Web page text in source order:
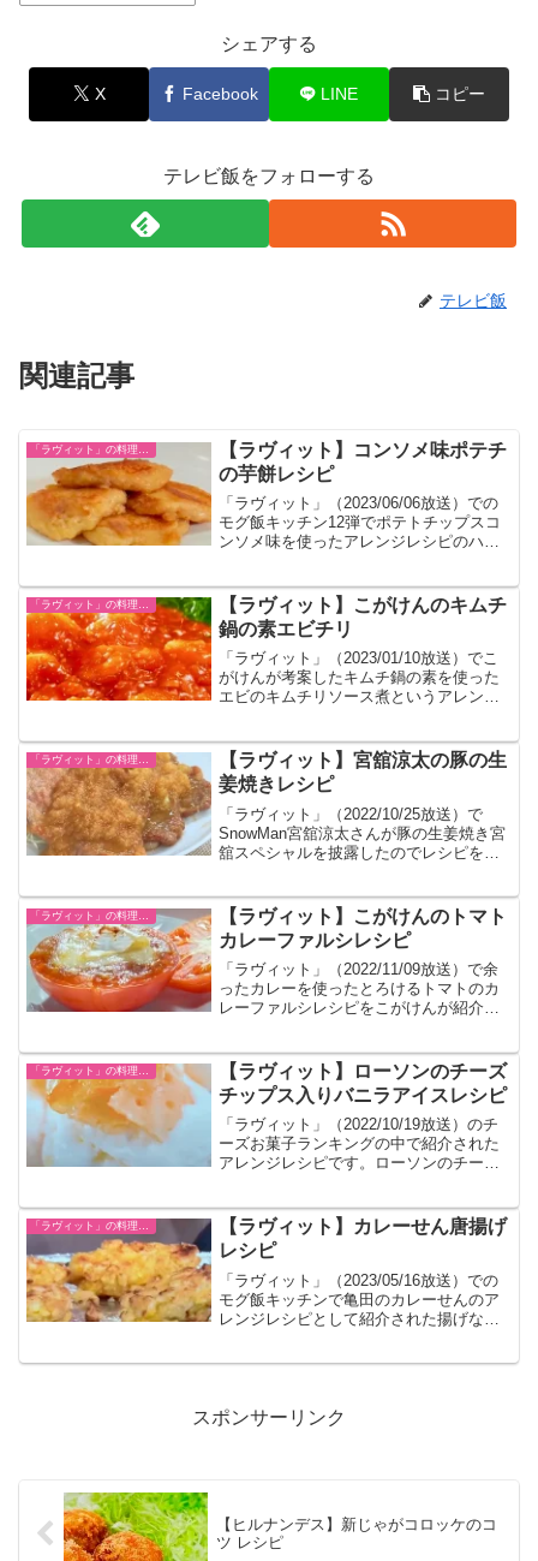
シェアする
X Facebook LINE コピー
テレビ飯をフォローする
テレビ飯
関連記事
【ラヴィット】コンソメ味ポテチ
の芋餅レシピ
「ラヴィット」（2023/06/06放送）での
モグ飯キッチン12弾でポテトチップスコ
ンソメ味を使ったアレンジレシピのハニ
【ラヴィット】こがけんのキムチ
鍋の素エビチリ
「ラヴィット」（2023/01/10放送）でこ
がけんが考案したキムチ鍋の素を使った
エビのキムチリソース煮というアレンジ
「ラヴィット」の料理レシピ一覧
【ラヴィット】宮舘涼太の豚の生
姜焼きレシピ
「ラヴィット」（2022/10/25放送）で
SnowMan宮舘涼太さんが豚の生姜焼き宮
舘スペシャルを披露したのでレシピをま
【ラヴィット】こがけんのトマト
カレーファルシレシピ
「ラヴィット」（2022/11/09放送）で余
ったカレーを使ったとろけるトマトのカ
レーファルシレシピをこがけんが紹介し
【ラヴィット】ローソンのチーズ
チップス入りバニラアイスレシピ
「ラヴィット」（2022/10/19放送）のチ
ーズお菓子ランキングの中で紹介された
アレンジレシピです。ローソンのチーズ
「ラヴィット」の料理レシピ一覧
【ラヴィット】カレーせん唐揚げ
レシピ
「ラヴィット」（2023/05/16放送）での
モグ飯キッチンで亀田のカレーせんのア
レンジレシピとして紹介された揚げない
スポンサーリンク
【ヒルナンデス】新じゃがコロッケのコ
ツ レシピ